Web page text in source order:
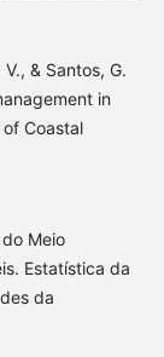
& Santos, G.
in
Coastal
Meio
Estatística da
da